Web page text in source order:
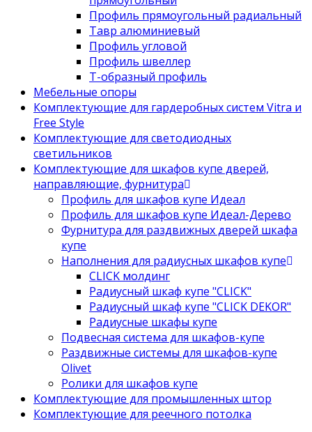
Профиль прямоугольный радиальный
Тавр алюминиевый
Профиль угловой
Профиль швеллер
Т-образный профиль
Мебельные опоры
Комплектующие для гардеробных систем Vitra и
Free Style
Комплектующие для светодиодных
светильников
Комплектующие для шкафов купе дверей,
направляющие, фурнитура
Профиль для шкафов купе Идеал
Профиль для шкафов купе Идеал-Дерево
Фурнитура для раздвижных дверей шкафа
купе
Наполнения для радиусных шкафов купе
CLICK молдинг
Радиусный шкаф купе "CLICK"
Радиусный шкаф купе "CLICK DEKOR"
Радиусные шкафы купе
Подвесная система для шкафов-купе
Раздвижные системы для шкафов-купе
Olivet
Ролики для шкафов купе
Комплектующие для промышленных штор
Комплектующие для реечного потолка